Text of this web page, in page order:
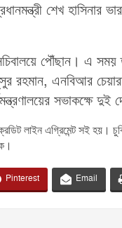
শেখ
পৌঁছান। এ
রহমান, এনবিআর
সভাকক্ষে দুই
লাইন এগ্রিমেন্ট সই হয়।
Pinterest Email